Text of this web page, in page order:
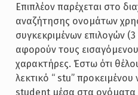
Επιπλέον παρέχεται στο
αναζήτησης ονομάτων
συγκεκριμένων επιλογών (3
αφορούν τους
χαρακτήρες. Έστω ότι
λεκτικό “ stu”
student μέσα στα ονόματα